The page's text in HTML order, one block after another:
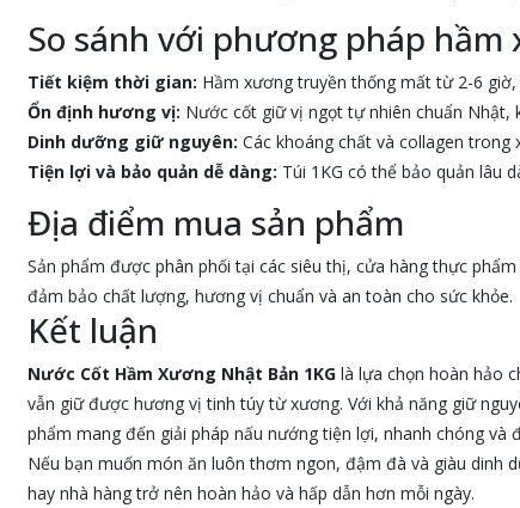
So sánh với phương pháp
Tiết kiệm thời gian: Hầm xương truyền thống mất từ 2-6
Ổn định hương vị: Nước cốt giữ vị ngọt tự nhiên chuẩn Nhật,
Dinh dưỡng giữ nguyên: Các khoáng chất và collagen
Tiện lợi và bảo quản dễ dàng: Túi 1KG có thể bảo quản lâu
Địa điểm mua sản phẩm
Sản phẩm được phân phối tại các siêu thị, cửa hàng thực
đảm bảo chất lượng, hương vị chuẩn và an toàn cho sức khỏe.
Kết luận
Nước Cốt Hầm Xương Nhật Bản 1KGlà lựa chọn hoàn hảo
vẫn giữ được hương vị tinh túy từ xương. Với khả năng giữ
phẩm mang đến giải pháp nấu nướng tiện lợi, nhanh chóng và
Nếu bạn muốn món ăn luôn thơm ngon, đậm đà và giàu dinh
hay nhà hàng trở nên hoàn hảo và hấp dẫn hơn mỗi ngày.